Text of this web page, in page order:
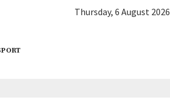
Thursday, 6 August 2026